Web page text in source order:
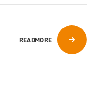
READMORE